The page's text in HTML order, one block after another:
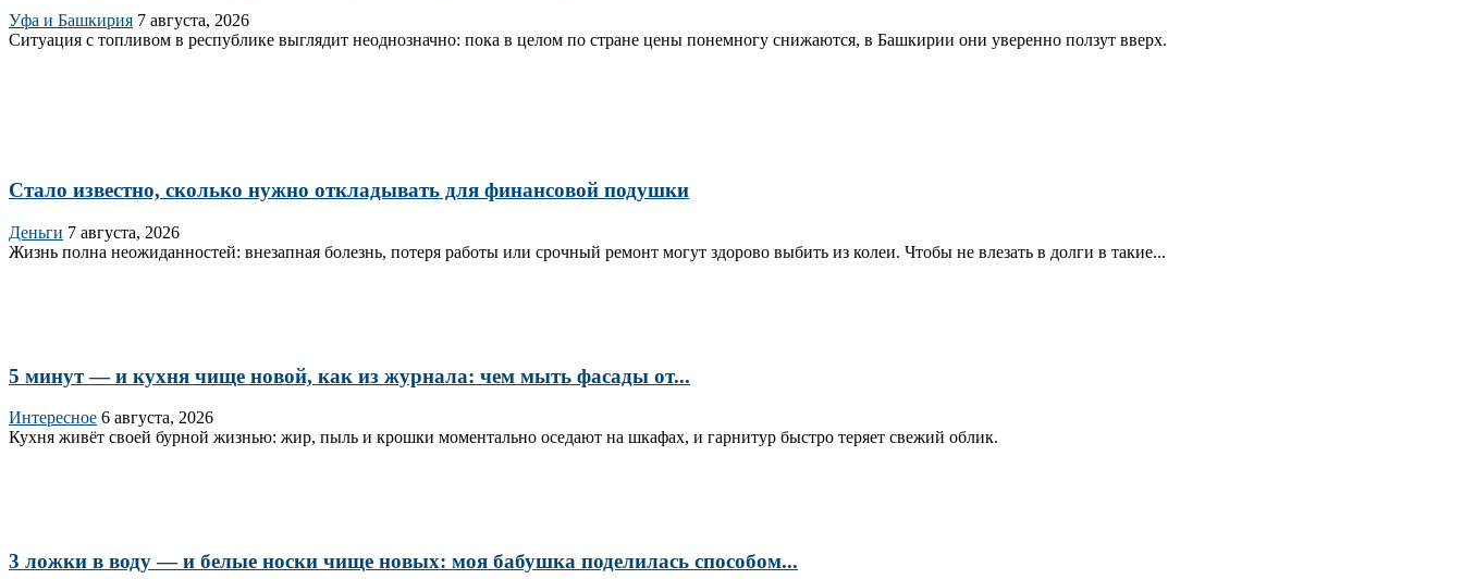
Уфа и Башкирия 7 августа, 2026
Ситуация с топливом в республике выглядит неоднозначно: пока в целом по стране цены понемногу снижаются, в Башкирии они уверенно ползут вверх.
Стало известно, сколько нужно откладывать для финансовой подушки
Деньги 7 августа, 2026
Жизнь полна неожиданностей: внезапная болезнь, потеря работы или срочный ремонт могут здорово выбить из колеи. Чтобы не влезать в долги в такие...
5 минут — и кухня чище новой, как из журнала: чем мыть фасады от...
Интересное 6 августа, 2026
Кухня живёт своей бурной жизнью: жир, пыль и крошки моментально оседают на шкафах, и гарнитур быстро теряет свежий облик.
3 ложки в воду — и белые носки чище новых: моя бабушка поделилась способом...